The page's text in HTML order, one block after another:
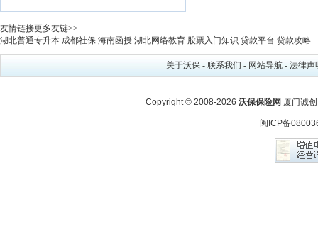
友情链接更多友链>>
湖北普通专升本 成都社保 海南函授 湖北网络教育 股票入门知识 贷款平台 贷款攻略
关于沃保 - 联系我们 - 网站导航 - 法律声
Copyright © 2008-2026 沃保保险网 厦门诚
闽ICP备